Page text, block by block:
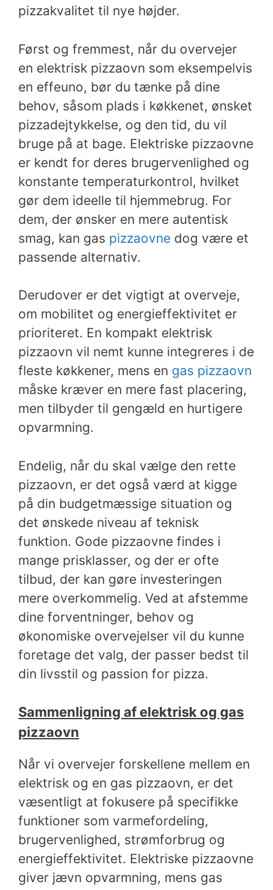
pizzakvalitet til nye højder.
Først og fremmest, når du overvejer
en elektrisk pizzaovn som eksempelvis
en effeuno, bør du tænke på dine
behov, såsom plads i køkkenet, ønsket
pizzadejtykkelse, og den tid, du vil
bruge på at bage. Elektriske pizzaovne
er kendt for deres brugervenlighed og
konstante temperaturkontrol, hvilket
gør dem ideelle til hjemmebrug. For
dem, der ønsker en mere autentisk
smag, kan gas pizzaovne dog være et
passende alternativ.
Derudover er det vigtigt at overveje,
om mobilitet og energieffektivitet er
prioriteret. En kompakt elektrisk
pizzaovn vil nemt kunne integreres i de
fleste køkkener, mens en gas pizzaovn
måske kræver en mere fast placering,
men tilbyder til gengæld en hurtigere
opvarmning.
Endelig, når du skal vælge den rette
pizzaovn, er det også værd at kigge
på din budgetmæssige situation og
det ønskede niveau af teknisk
funktion. Gode pizzaovne findes i
mange prisklasser, og der er ofte
tilbud, der kan gøre investeringen
mere overkommelig. Ved at afstemme
dine forventninger, behov og
økonomiske overvejelser vil du kunne
foretage det valg, der passer bedst til
din livsstil og passion for pizza.
Sammenligning af elektrisk og gas
pizzaovn
Når vi overvejer forskellene mellem en
elektrisk og en gas pizzaovn, er det
væsentligt at fokusere på specifikke
funktioner som varmefordeling,
brugervenlighed, strømforbrug og
energieffektivitet. Elektriske pizzaovne
giver jævn opvarmning, mens gas